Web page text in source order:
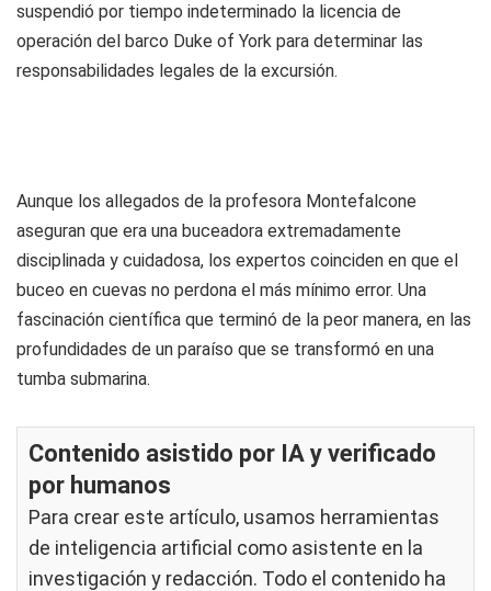
suspendió por tiempo indeterminado la licencia de
operación del barco Duke of York para determinar las
responsabilidades legales de la excursión.
Aunque los allegados de la profesora Montefalcone
aseguran que era una buceadora extremadamente
disciplinada y cuidadosa, los expertos coinciden en que el
buceo en cuevas no perdona el más mínimo error. Una
fascinación científica que terminó de la peor manera, en las
profundidades de un paraíso que se transformó en una
tumba submarina.
Contenido asistido por IA y verificado
por humanos
Para crear este artículo, usamos herramientas
de inteligencia artificial como asistente en la
investigación y redacción. Todo el contenido ha